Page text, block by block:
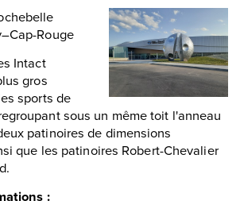
Rouge
Intact
gros
sports de
sous un même toit l'anneau
patinoires de dimensions
que les patinoires Robert-Chevalier
: